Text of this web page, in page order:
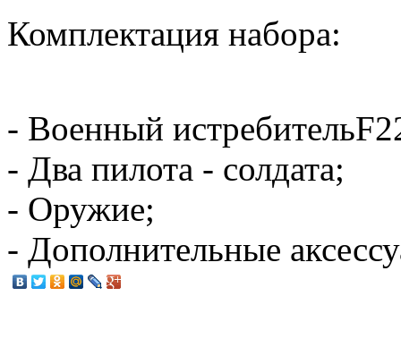
Комплектация набора:
- Военный
- Два пилота - солдата;
- Оружие;
- Дополнительные